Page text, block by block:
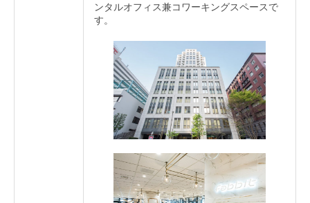
ンタルオフィス兼コワーキングスペースで
す。